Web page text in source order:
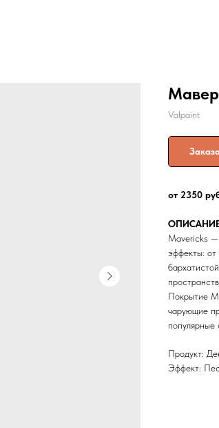
Valpaint
от 2350
Mavericks —
эффекты: от
Покрытие
чарующие
популярные
Продукт:
Эффект: